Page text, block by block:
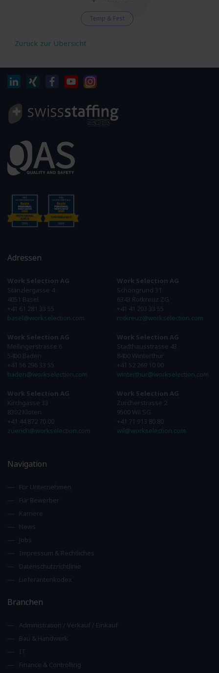
Temp & Fest
Zurück zur Übersicht
Adressen
Work Selection AG
Stänzlergasse 4
4051 Basel
+41 61 281 33 55
basel@workselection.com
Work Selection AG
Mellingerstrasse 6
5400 Baden
+41 56 296 33 55
baden@workselection.com
Work Selection AG
Kirchgasse 33
8302 Kloten
+41 44 872 70 00
zuerich@workselection.com
Work Selection AG
Schöngrund 31
6343 Rotkreuz ZG
+41 41 203 33 55
rotkreuz@workselection.com
Work Selection AG
Stadthausstrasse 43
8400 Winterthur
+41 52 269 10 00
winterthur@workselection.com
Work Selection AG
Zürcherstrasse 2
9500 Wil SG
+41 71 913 80 80
wil@workselection.com
Navigation
Für Unternehmen
Für Bewerber
Karriere
News
Jobs
Impressum & Rechtliches
Datenschutzrichtlinie
Lieferantenkodex
Branchen
Administration / Verkauf / Einkauf
Bau & Handwerk
IT
Finance & Controlling